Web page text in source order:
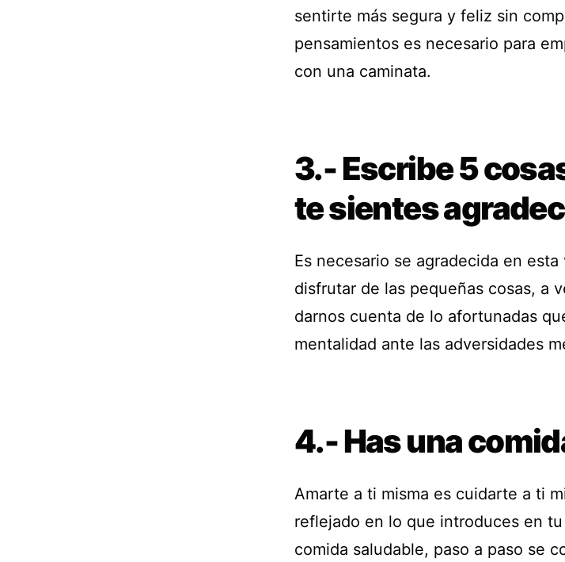
sentirte más segura y feliz sin
pensamientos es necesario para
con una caminata.
3.- Escribe 5
te sientes
Es necesario se agradecida en
disfrutar de las pequeñas cosas, a
darnos cuenta de lo afortunadas
mentalidad ante las adversidades
4.- Has una
Amarte a ti misma es cuidarte a ti
reflejado en lo que introduces en
comida saludable, paso a paso se